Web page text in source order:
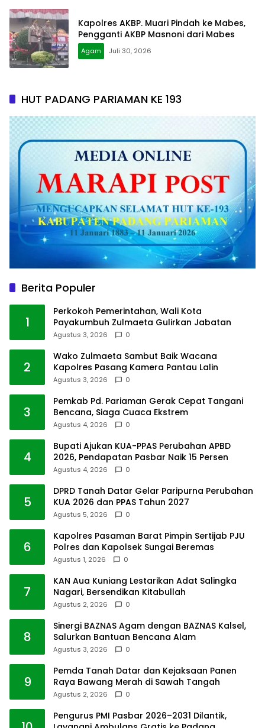
Kapolres AKBP. Muari Pindah ke Mabes,
Pengganti AKBP Masnoni dari Mabes
Agam Juli 30, 2026
HUT PADANG PARIAMAN KE 193
Berita Populer
1
Perkokoh Pemerintahan, Wali Kota
Payakumbuh Zulmaeta Gulirkan Jabatan
Agustus 3, 2026 0
2
Wako Zulmaeta Sambut Baik Wacana
Kapolres Pasang Kamera Pantau Lalin
Agustus 3, 2026 0
3
Pemkab Pd. Pariaman Gerak Cepat Tangani
Bencana, Siaga Cuaca Ekstrem
Agustus 4, 2026 0
4
Bupati Ajukan KUA-PPAS Perubahan APBD
2026, Pendapatan Pasbar Naik 15 Persen
Agustus 4, 2026 0
5
DPRD Tanah Datar Gelar Paripurna Perubahan
KUA 2026 dan PPAS Tahun 2027
Agustus 5, 2026 0
6
Kapolres Pasaman Barat Pimpin Sertijab PJU
Polres dan Kapolsek Sungai Beremas
Agustus 1, 2026 0
7
KAN Aua Kuniang Lestarikan Adat Salingka
Nagari, Bersendikan Kitabullah
Agustus 2, 2026 0
8
Sinergi BAZNAS Agam dengan BAZNAS Kalsel,
Salurkan Bantuan Bencana Alam
Agustus 3, 2026 0
9
Pemda Tanah Datar dan Kejaksaan Panen
Raya Bawang Merah di Sawah Tangah
Agustus 2, 2026 0
Pengurus PMI Pasbar 2026–2031 Dilantik,